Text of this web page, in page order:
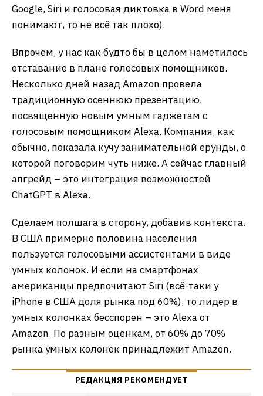
Google, Siri и голосовая диктовка в Word меня
понимают, то не всё так плохо).
Впрочем, у нас как будто бы в целом наметилось
отставание в плане голосовых помощников.
Несколько дней назад Amazon провела
традиционную осеннюю презентацию,
посвященную новым умным гаджетам с
голосовым помощником Alexa. Компания, как
обычно, показала кучу занимательной ерунды, о
которой поговорим чуть ниже. А сейчас главный
апгрейд – это интеграция возможностей
ChatGPT в Alexa.
Сделаем полшага в сторону, добавив контекста.
В США примерно половина населения
пользуется голосовыми ассистентами в виде
умных колонок. И если на смартфонах
американцы предпочитают Siri (всё-таки у
iPhone в США доля рынка под 60%), то лидер в
умных колонках бесспорен – это Alexa от
Amazon. По разным оценкам, от 60% до 70%
рынка умных колонок принадлежит Amazon.